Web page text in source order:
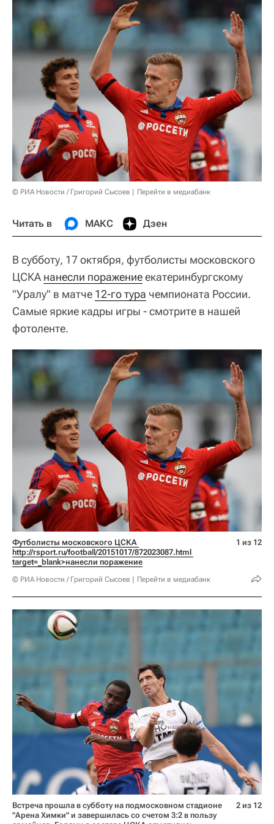
© РИА Новости / Григорий Сысоев Перейти в медиабанк
Читать в МАКС Дзен
В субботу, 17 октября, футболисты московского
ЦСКА нанесли поражениеекатеринбургскому
"Уралу" в матче 12-го тура чемпионата России.
Самые яркие кадры игры - смотрите в нашей
фотоленте.
http://rsport.ru/football/20151017/872023087.html
target=_blank>нанесли поражение
© РИА Новости / Григорий Сысоев Перейти в медиабанк
1 из 12
Встреча прошла в субботу на подмосковном стадионе
"Арена Химки" и завершилась со счетом 3:2 в пользу
2 из 12